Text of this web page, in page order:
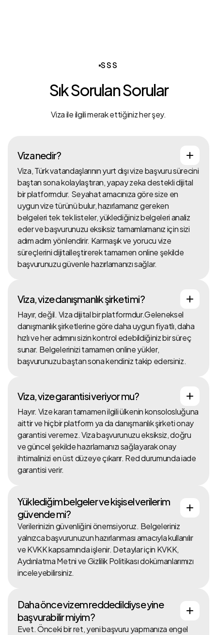
SSS
Sık Sorulan Sorular
Viza ile ilgili merak ettiğiniz her şey.
Viza nedir?
Viza, Türk vatandaşlarının yurt dışı vize başvuru sürecini
baştan sona kolaylaştıran, yapay zeka destekli dijital
bir platformdur. Seyahat amacınıza göre size en
uygun vize türünü bulur, hazırlamanız gereken
belgeleri tek tek listeler, yüklediğiniz belgeleri analiz
eder ve başvurunuzu eksiksiz tamamlamanız için sizi
adım adım yönlendirir. Karmaşık ve yorucu vize
süreçlerini dijitalleştirerek tamamen online şekilde
başvurunuzu güvenle hazırlamanızı sağlar.
Viza, vize danışmanlık şirketi mi?
Hayır, değil. Viza dijital bir platformdur.Geleneksel
danışmanlık şirketlerine göre daha uygun fiyatlı, daha
hızlı ve her adımını sizin kontrol edebildiğiniz bir süreç
sunar. Belgelerinizi tamamen online yükler,
başvurunuzu baştan sona kendiniz takip edersiniz.
Viza, vize garantisi veriyor mu?
Hayır. Vize kararı tamamen ilgili ülkenin konsolosluğuna
aittir ve hiçbir platform ya da danışmanlık şirketi onay
garantisi veremez. Viza başvurunuzu eksiksiz, doğru
ve güncel şekilde hazırlamanızı sağlayarak onay
ihtimalinizi en üst düzeye çıkarır. Red durumunda iade
garantisi verir.
Yüklediğim belgeler ve kişisel verilerim
güvende mi?
Verilerinizin güvenliğini önemsiyoruz. Belgeleriniz
yalnızca başvurunuzun hazırlanması amacıyla kullanılır
ve KVKK kapsamında işlenir. Detaylar için KVKK,
Aydınlatma Metni ve Gizlilik Politikası dokümanlarımızı
inceleyebilirsiniz.
Daha önce vizem reddedildiyse yine
başvurabilir miyim?
Evet. Önceki bir ret, yeni başvuru yapmanıza engel